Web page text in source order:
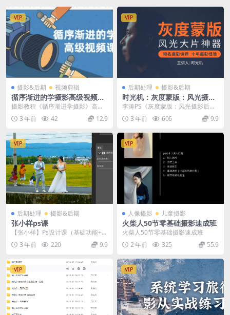
VIP
摄影&后期 视频剪辑
循序渐进的学摄影高级视频课
程
摄影教程《循序渐进学摄影》高级
班 摄影教程《循序渐进学摄影》高
级班视频 课程内容...
3 年前 42 12.9
VIP
后期处理 摄影&后期
时光机：灰度蒙版：风光摄影
后期必备神器
李涛PS《灰度蒙版：风光摄影后期
必备神器》 为什么需要学习灰度蒙
版？ 灰度蒙版，...
3 年前 606 9.9
VIP
后期处理 摄影&后期
张小样ps课
【张小样】Ps设计课（基础功能+平
面设计）
3 年前 220 9.9
VIP
人像摄影 儿童摄影
火柴人50节零基础摄影速成班
火柴人50节零基础摄影速成班
2 年前
325 55.9
VIP VIP